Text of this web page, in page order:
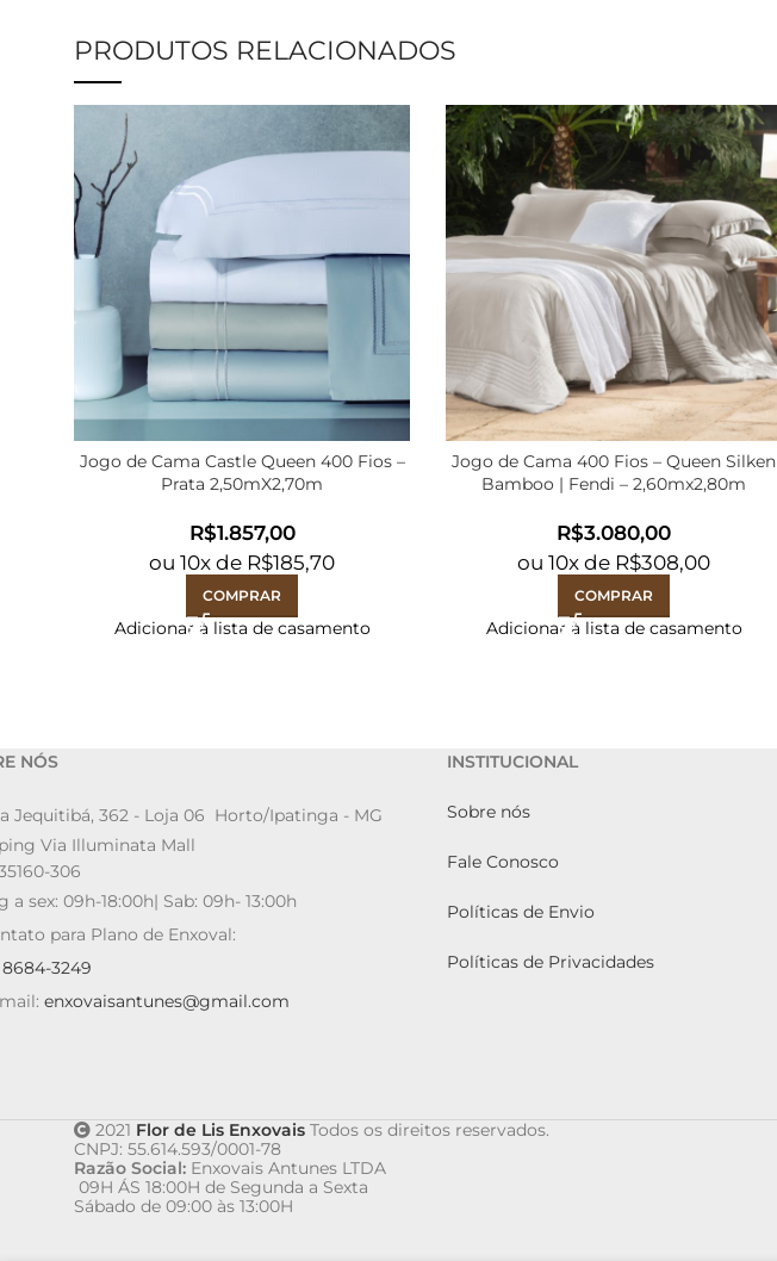
PRODUTOS RELACIONADOS
Jogo de Cama Castle Queen 400 Fios –
Prata 2,50mX2,70m
R$
ou10x de R$185,70
COMPRAR
Adicionar à lista de casamento
Jogo de Cama 400 Fios – Queen Silken
Bamboo | Fendi – 2,60mx2,80m
R$
ou10x de R$308,00
COMPRAR
Adicionar à lista de casamento
NÓS
Jequitibá, 362 - Loja 06 Horto/Ipatinga - MG
Via Illuminata Mall
306
a sex: 09h-18:00h| Sab: 09h- 13:00h
para Plano de Enxoval:
8684-3249
enxovaisantunes@gmail.com
INSTITUCIONAL
Sobre nós
Fale Conosco
Políticas de Envio
Políticas de Privacidades
2021 Flor de Lis Enxovais Todos os direitos reservados.
CNPJ: 55.614.593/0001-78
Razão Social: Enxovais Antunes LTDA
09H ÁS 18:00H de Segunda a Sexta
Sábado de 09:00 às 13:00H